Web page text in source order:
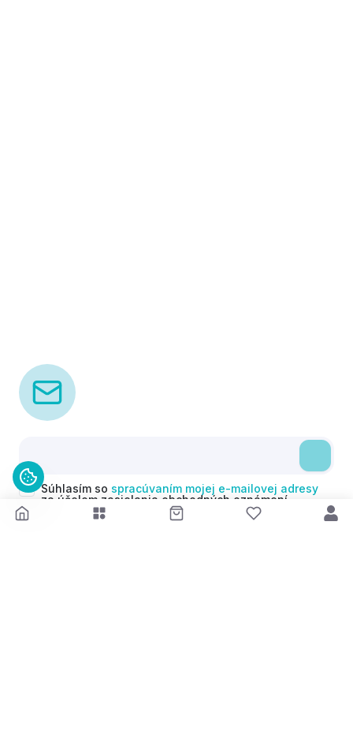
Súhlasím so spracúvaním mojej e-mailovej adresy
za účelom zasielania obchodných oznámení
(newsletterov) v súlade s čl. 6 ods. 1 písm. a)
Nariadenia GDPR. Svoj súhlas môžem kedykoľvek